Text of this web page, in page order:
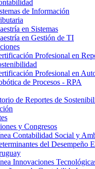
de Información
en Sistemas
en Gestión de TI
Profesional en
Profesional en
de Procesos - RPA
de Reportes de
y Congresos
Contabilidad Social y
del Desempeño
Innovaciones